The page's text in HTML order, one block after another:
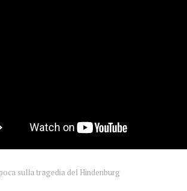
sulla tragedia del Hindenburg